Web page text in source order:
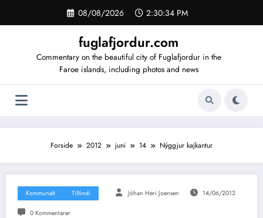
indhold
08/08/2026 2:30:35 PM
fuglafjordur.com
Commentary on the beautiful city of Fuglafjordur in the
Faroe islands, including photos and news
Forside 2012 juni 14 Nýggjur kajkantur
Kommunalt Tíðindi Jóhan Heri Joensen 14/06/2012
0 Kommentarer